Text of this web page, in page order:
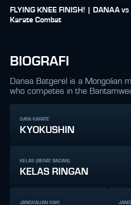
FLYING KNEE FINISH! | DANAA
Karate Combat
BIOGRAFI
Danaa Batgerel is a Mongolian
who competes in the
GAYA KARATE
KYOKUSHIN
KELAS (BERAT BADAN)
KELAS RINGAN
JANGKAUAN KAKI